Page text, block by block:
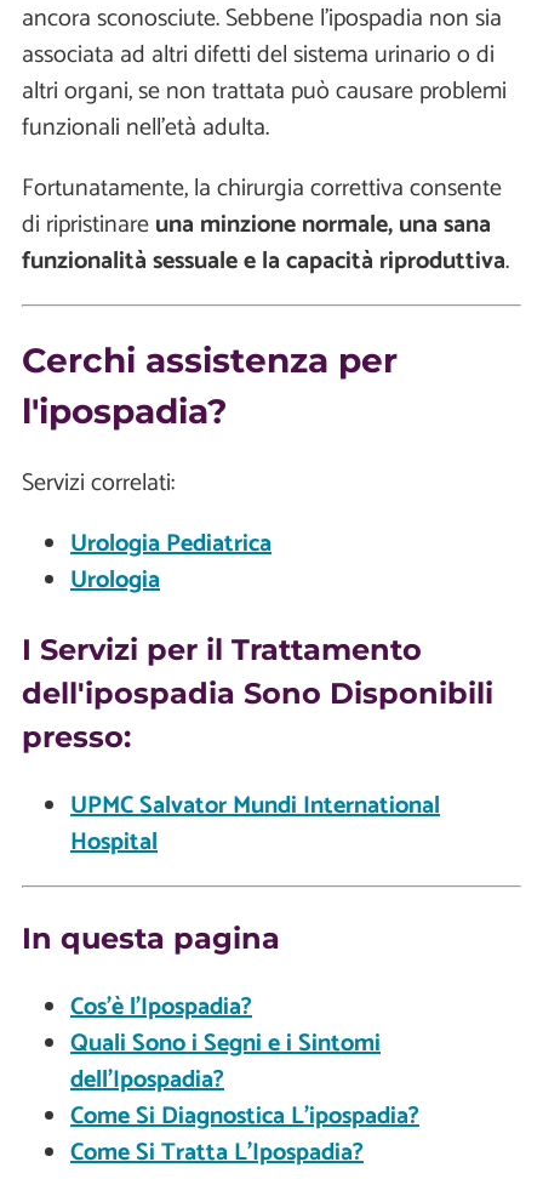
ancora sconosciute. Sebbene l'ipospadia non sia
associata ad altri difetti del sistema urinario o di
altri organi, se non trattata può causare problemi
funzionali nell'età adulta.
Fortunatamente, la chirurgia correttiva consente
di ripristinareuna minzione normale, una sana
funzionalità sessuale e la capacità riproduttiva.
Cerchi assistenza per
l'ipospadia?
Servizi correlati:
Urologia Pediatrica
Urologia
I Servizi per il Trattamento
dell'ipospadia Sono Disponibili
presso:
UPMC Salvator Mundi International
Hospital
In questa pagina
Cos’è l'Ipospadia?
Quali Sono i Segni e i Sintomi
dell'Ipospadia?
Come Si Diagnostica L'ipospadia?
Come Si Tratta L'Ipospadia?